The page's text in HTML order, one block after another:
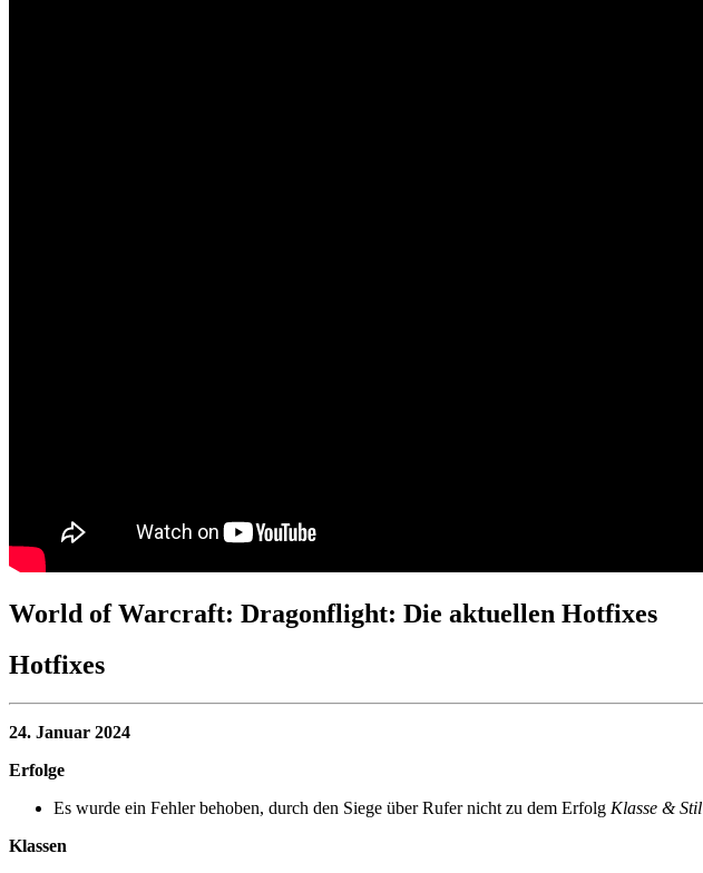
World of Warcraft: Dragonflight: Die aktuellen Hotfixes
Hotfixes
24. Januar 2024
Erfolge
Es wurde ein Fehler behoben, durch den Siege über Rufer nicht zu dem Erfolg Klasse & Stil
Klassen